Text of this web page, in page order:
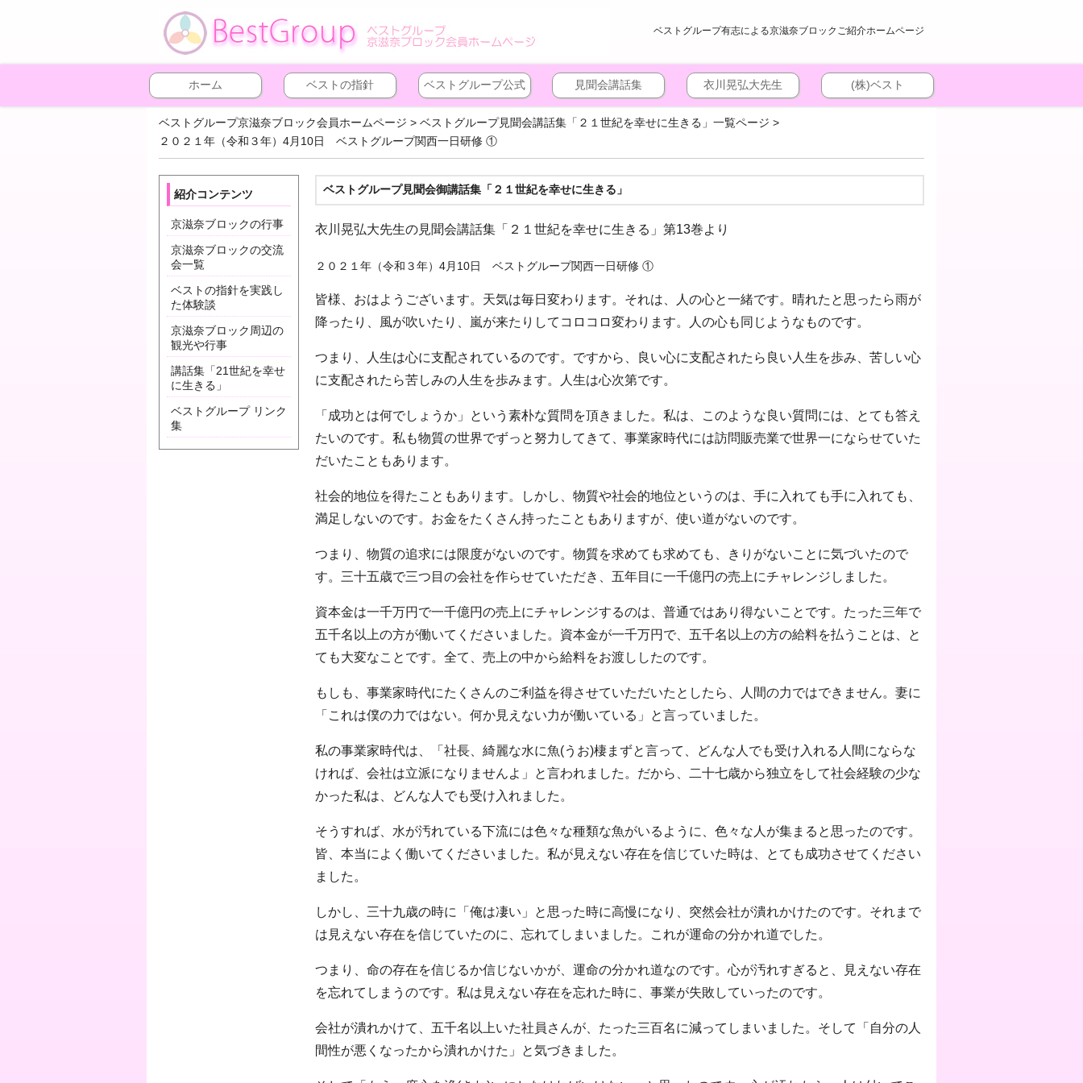
ベストグループ有志による京滋奈ブロックご紹介ホームページ
ホーム ベストの指針 ベストグループ公式 見聞会講話集 衣川晃弘大先生 (株)ベスト
ベストグループ京滋奈ブロック会員ホームページ > ベストグループ見聞会講話集「２１世紀を幸せに生きる」一覧ページ >
２０２１年（令和３年）4月10日 ベストグループ関西一日研修 ①
紹介コンテンツ
京滋奈ブロックの行事
京滋奈ブロックの交流
会一覧
ベストの指針を実践し
た体験談
京滋奈ブロック周辺の
観光や行事
講話集「21世紀を幸せ
に生きる」
ベストグループ リンク
集
ベストグループ見聞会御講話集「２１世紀を幸せに生きる」
衣川晃弘大先生の見聞会講話集「２１世紀を幸せに生きる」第13巻より
２０２１年（令和３年）4月10日 ベストグループ関西一日研修 ①
皆様、おはようございます。天気は毎日変わります。それは、人の心と一緒です。晴れたと思ったら雨が
降ったり、風が吹いたり、嵐が来たりしてコロコロ変わります。人の心も同じようなものです。
つまり、人生は心に支配されているのです。ですから、良い心に支配されたら良い人生を歩み、苦しい心
に支配されたら苦しみの人生を歩みます。人生は心次第です。
「成功とは何でしょうか」という素朴な質問を頂きました。私は、このような良い質問には、とても答え
たいのです。私も物質の世界でずっと努力してきて、事業家時代には訪問販売業で世界一にならせていた
だいたこともあります。
社会的地位を得たこともあります。しかし、物質や社会的地位というのは、手に入れても手に入れても、
満足しないのです。お金をたくさん持ったこともありますが、使い道がないのです。
つまり、物質の追求には限度がないのです。物質を求めても求めても、きりがないことに気づいたので
す。三十五歳で三つ目の会社を作らせていただき、五年目に一千億円の売上にチャレンジしました。
資本金は一千万円で一千億円の売上にチャレンジするのは、普通ではあり得ないことです。たった三年で
五千名以上の方が働いてくださいました。資本金が一千万円で、五千名以上の方の給料を払うことは、と
ても大変なことです。全て、売上の中から給料をお渡ししたのです。
もしも、事業家時代にたくさんのご利益を得させていただいたとしたら、人間の力ではできません。妻に
「これは僕の力ではない。何か見えない力が働いている」と言っていました。
私の事業家時代は、「社長、綺麗な水に魚(うお)棲まずと言って、どんな人でも受け入れる人間にならな
ければ、会社は立派になりませんよ」と言われました。だから、二十七歳から独立をして社会経験の少な
かった私は、どんな人でも受け入れました。
そうすれば、水が汚れている下流には色々な種類な魚がいるように、色々な人が集まると思ったのです。
皆、本当によく働いてくださいました。私が見えない存在を信じていた時は、とても成功させてください
ました。
しかし、三十九歳の時に「俺は凄い」と思った時に高慢になり、突然会社が潰れかけたのです。それまで
は見えない存在を信じていたのに、忘れてしまいました。これが運命の分かれ道でした。
つまり、命の存在を信じるか信じないかが、運命の分かれ道なのです。心が汚れすぎると、見えない存在
を忘れてしまうのです。私は見えない存在を忘れた時に、事業が失敗していったのです。
会社が潰れかけて、五千名以上いた社員さんが、たった三百名に減ってしまいました。そして「自分の人
間性が悪くなったから潰れかけた」と気づきました。